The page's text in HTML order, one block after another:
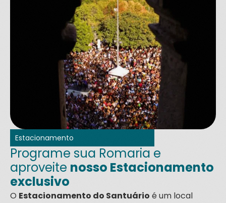
Estacionamento
Programe sua Romaria e
aproveite nosso Estacionamento
exclusivo
O Estacionamento do Santuário é um local